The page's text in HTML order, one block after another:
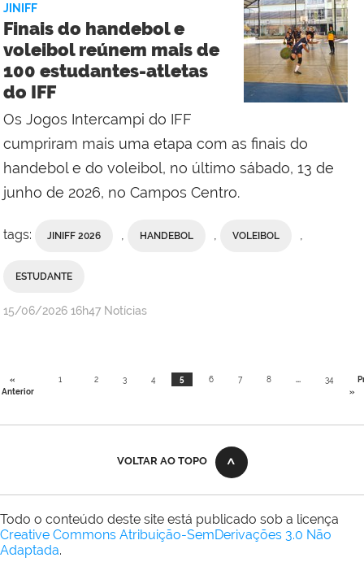
Reitoria
JINIFF
Finais do handebol e
voleibol reúnem mais de
100 estudantes-atletas
do IFF
Os Jogos Intercampi do IFF
cumpriram mais uma etapa com as finais do
handebol e do voleibol, no último sábado, 13 de
junho de 2026, no Campos Centro.
tags: JINIFF 2026 , HANDEBOL , VOLEIBOL ,
ESTUDANTE
por
Reitoria
publicado
15/06/2026 16h47 Notícias
«
Anterior
1 2 3 4 5 6 7 8 ... 34
»
VOLTAR AO TOPO
Todo o conteúdo deste site está publicado sob a licença
Creative Commons Atribuição-SemDerivações 3.0 Não
Adaptada.